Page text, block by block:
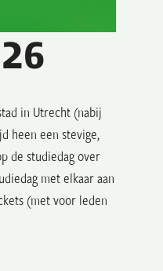
in Utrecht (nabij
heen een stevige,
de studiedag over
met elkaar aan
(met voor leden